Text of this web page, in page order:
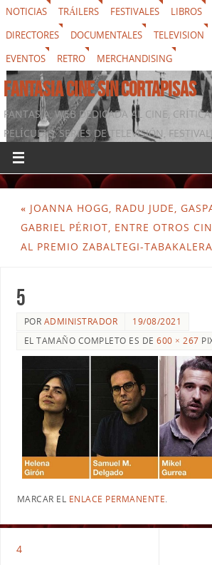
NOTICIAS TRÁILERS FESTIVALES LIBROS
DIRECTORES
DOCUMENTALES TELEVISION
EVENTOS
RETRO MERCHANDISING
FANTASIA CINE SIN CORTAPISAS
FANTASIA, WEB DEDICADA AL CINE,
PELÍCULAS, SERIES DE TELEVISIÓN,
DVD & BLURAY, MERCHANDISING Y TODO
SÉPTIMO ARTE
« JOANNA HOGG, RADU JUDE,
GABRIEL PÉRIOT, ENTRE OTROS
AL PREMIO ZABALTEGI-TABAKALERA
5
POR ADMINISTRADOR
19/08/2021
EL TAMAÑO COMPLETO ES DE600 × 267
MARCAR EL ENLACE PERMANENTE.
4